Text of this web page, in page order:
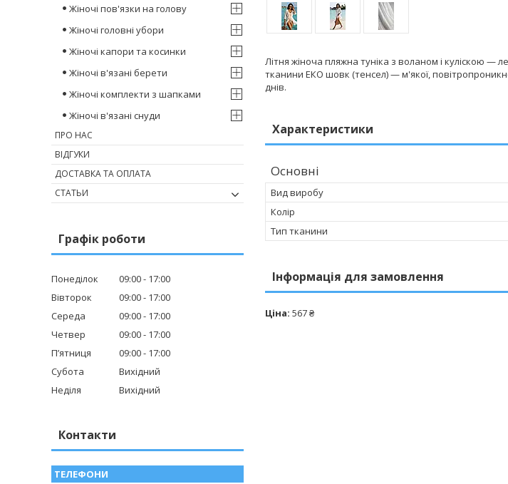
Літня жіноча пляжна туніка з воланом і куліскою —
тканини ЕКО шовк (тенсел) — м'якої,
днів.
Характеристики
Основні
Вид виробу
Колір
Тип тканини
Інформація для замовлення
Ціна: 567 ₴
Жіночі пов'язки на голову
Жіночі головні убори
Жіночі капори та косинки
Жіночі в'язані берети
Жіночі комплекти з шапками
Жіночі в'язані снуди
ПРО НАС
ВІДГУКИ
ДОСТАВКА ТА ОПЛАТА
СТАТЬИ
Графік роботи
Понеділок 09:00
17:00
Вівторок
09:00
17:00
Середа
09:00
17:00
Четвер
09:00
17:00
Пʼятниця
09:00
17:00
Субота
Вихідний
Неділя
Вихідний
Контакти